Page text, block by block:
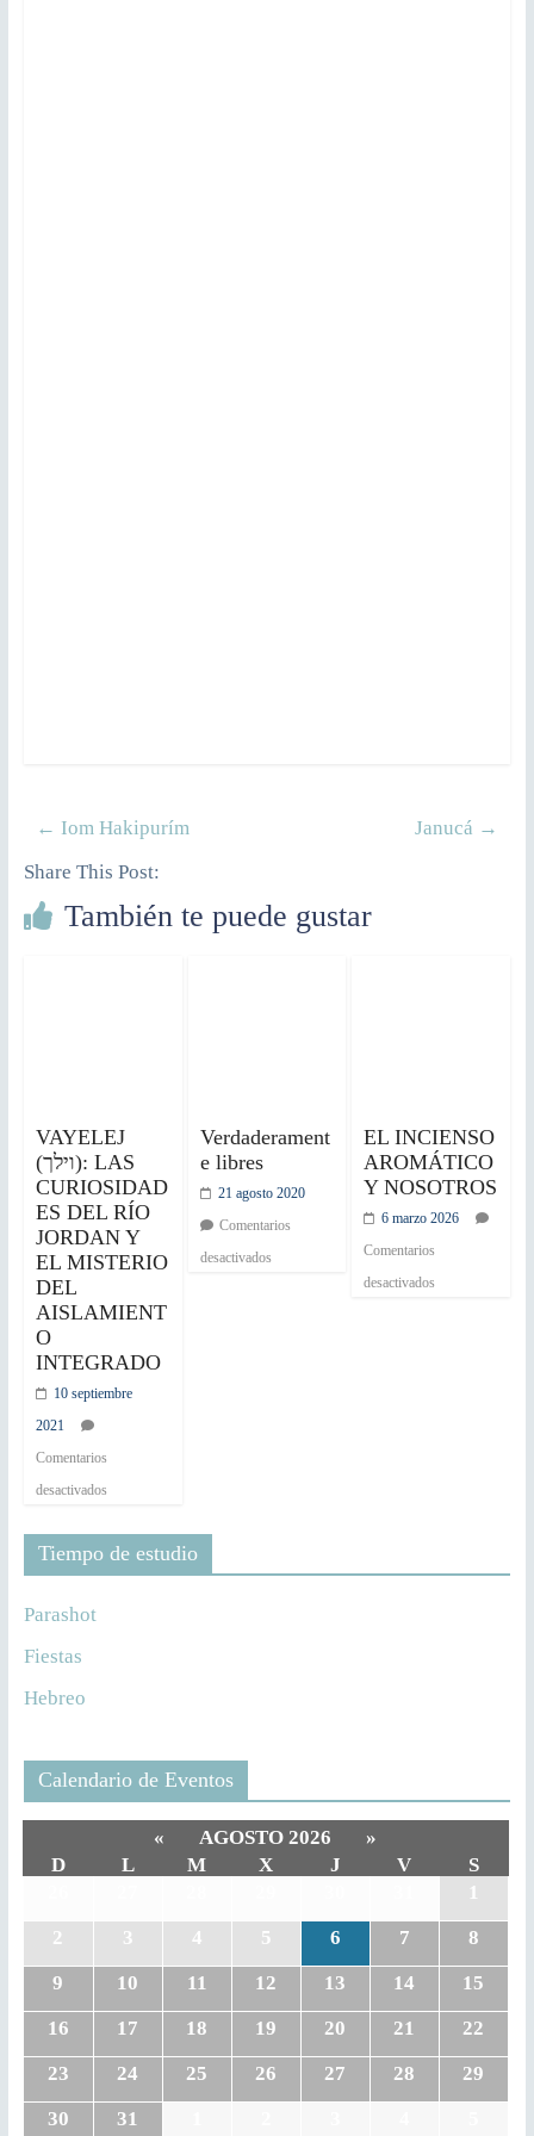
← Iom Hakipurím Janucá →
Share This Post:
También te puede gustar
VAYELEJ
(וילך): LAS
CURIOSIDAD
ES DEL RÍO
JORDAN Y
EL MISTERIO
DEL
AISLAMIENT
O
INTEGRADO
10 septiembre
2021
Comentarios
desactivados
Verdaderament
e libres
21 agosto 2020
Comentarios
desactivados
EL INCIENSO
AROMÁTICO
Y NOSOTROS
6 marzo 2026
Comentarios
desactivados
Tiempo de estudio
Parashot
Fiestas
Hebreo
Calendario de Eventos
« AGOSTO 2026
»
D
L M X J V
S
1
2
3 4 5 6 7
8
9
10 11 12 13 14
15
16
17 18 19 20 21
22
23
24 25 26 27 28
29
30
31